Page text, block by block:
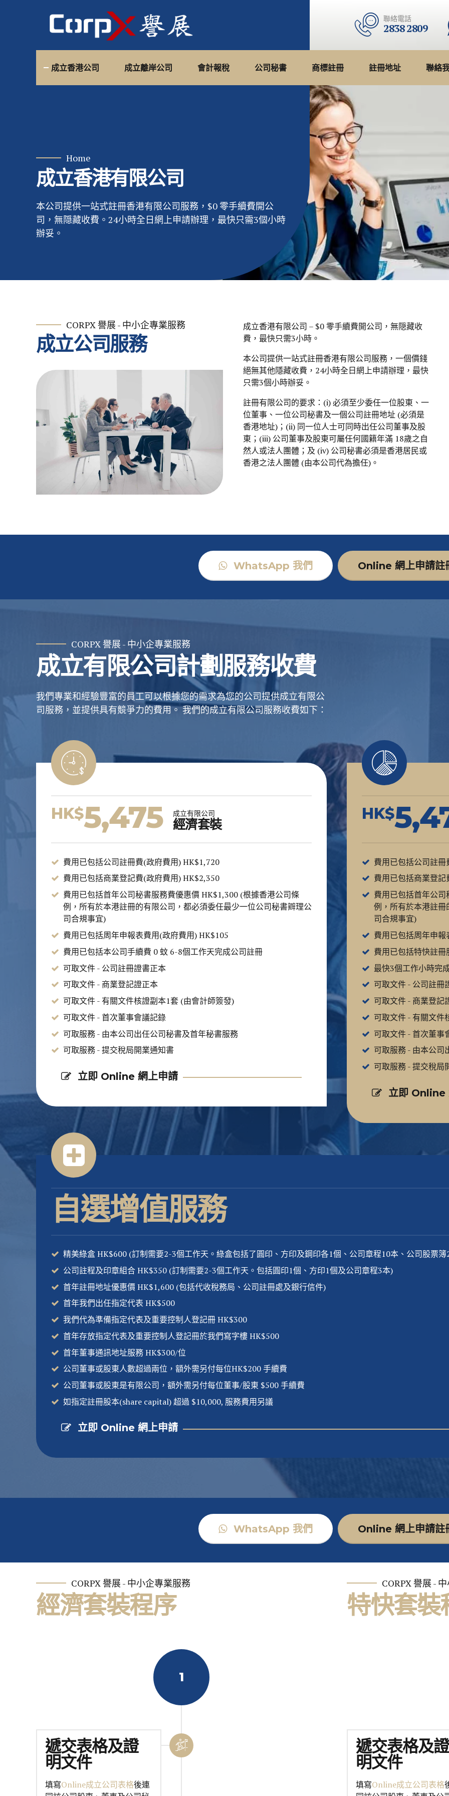
聯絡電話
2838 2809
成立香港公司 成立離岸公司 會計報稅 公司秘書 商標註冊 註冊地址 聯絡
Home
成立香港有限公司
本公司提供一站式註冊香港有限公司服務，$0 零手續費開公
司，無隠藏收費。24小時全日網上申請辦理，最快只需3個小時
辦妥。
CORPX 譽展 - 中小企專業服務
成立公司服務
成立香港有限公司 – $0 零手續費開公司，無隠藏收
費，最快只需3小時。
本公司提供一站式註冊香港有限公司服務，一個價錢
絕無其他隱藏收費，24小時全日網上申請辦理，最快
只需3個小時辦妥。
註冊有限公司的要求：(i) 必須至少委任一位股東、一
位董事、一位公司秘書及一個公司註冊地址 (必須是
香港地址)；(ii) 同一位人士可同時出任公司董事及股
東；(iii) 公司董事及股東可屬任何國籍年滿 18歲之自
然人或法人團體；及 (iv) 公司秘書必須是香港居民或
香港之法人團體 (由本公司代為擔任)。
WhatsApp 我們 Online 網上申請註
CORPX 譽展 - 中小企專業服務
成立有限公司計劃服務收費
我們專業和經驗豐富的員工可以根據您的需求為您的公司提供成立有限公
司服務，並提供具有競爭力的費用。 我們的成立有限公司服務收費如下：
HK$5,475 成立有限公司
經濟套裝
費用已包括公司註冊費(政府費用) HK$1,720
費用已包括商業登記費(政府費用) HK$2,350
費用已包括首年公司秘書服務費優惠價 HK$1,300 (根據香港公司條
例，所有於本港註冊的有限公司，都必須委任最少一位公司秘書辧理公
司合規事宜)
費用已包括周年申報表費用(政府費用) HK$105
費用已包括本公司手續費 0 蚊 6-8個工作天完成公司註冊
可取文件 - 公司註冊證書正本
可取文件 - 商業登記證正本
可取文件 - 有關文件核證副本1套 (由會計師簽發)
可取文件 - 首次董事會議記錄
可取服務 - 由本公司出任公司秘書及首年秘書服務
可取服務 - 提交稅局開業通知書
立即 Online 網上申請
HK$
費用已包括公司註
費用已包括商業登
費用已包括首年公
例，所有於本港註
司合規事宜)
費用已包括周年申
費用已包括特快註
最快3個工作小時完
可取文件 - 公司註冊
可取文件 - 商業登記
可取文件 - 有關文件
可取文件 - 首次董事
可取服務 - 由本公司
可取服務 - 提交稅局
立即 Online
自選增值服務
精美綠盒 HK$600 (訂制需要2-3個工作天。綠盒包括了圓印、方印及鋼印各1個、公司章程10本、公司股票
公司註程及印章組合 HK$350 (訂制需要2-3個工作天。包括圓印1個、方印1個及公司章程3本)
首年註冊地址優惠價 HK$1,600 (包括代收稅務局、公司註冊處及銀行信件)
首年我們出任指定代表 HK$500
我們代為準備指定代表及重要控制人登記冊 HK$300
首年存放指定代表及重要控制人登記冊於我們寫字樓 HK$500
首年董事通訊地址服務 HK$300/位
公司董事或股東人數超過兩位，額外需另付每位HK$200 手續費
公司董事或股東是有限公司，額外需另付每位董事/股東 $500 手續費
如指定註冊股本(share capital) 超過 $10,000, 服務費用另議
立即 Online 網上申請
WhatsApp 我們 Online 網上申請註
CORPX 譽展 - 中小企專業服務
經濟套裝程序
1
遞交表格及證
明文件
填寫Online成立公司表格後連
CORPX 譽展 -
特快套裝
遞交表格及證
明文件
填寫Online成立公司表格